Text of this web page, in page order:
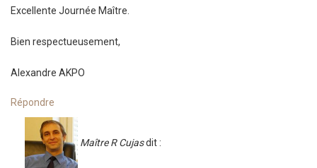
Excellente Journée Maître.
Bien respectueusement,
Alexandre AKPO
Répondre
Maître R Cujasdit :